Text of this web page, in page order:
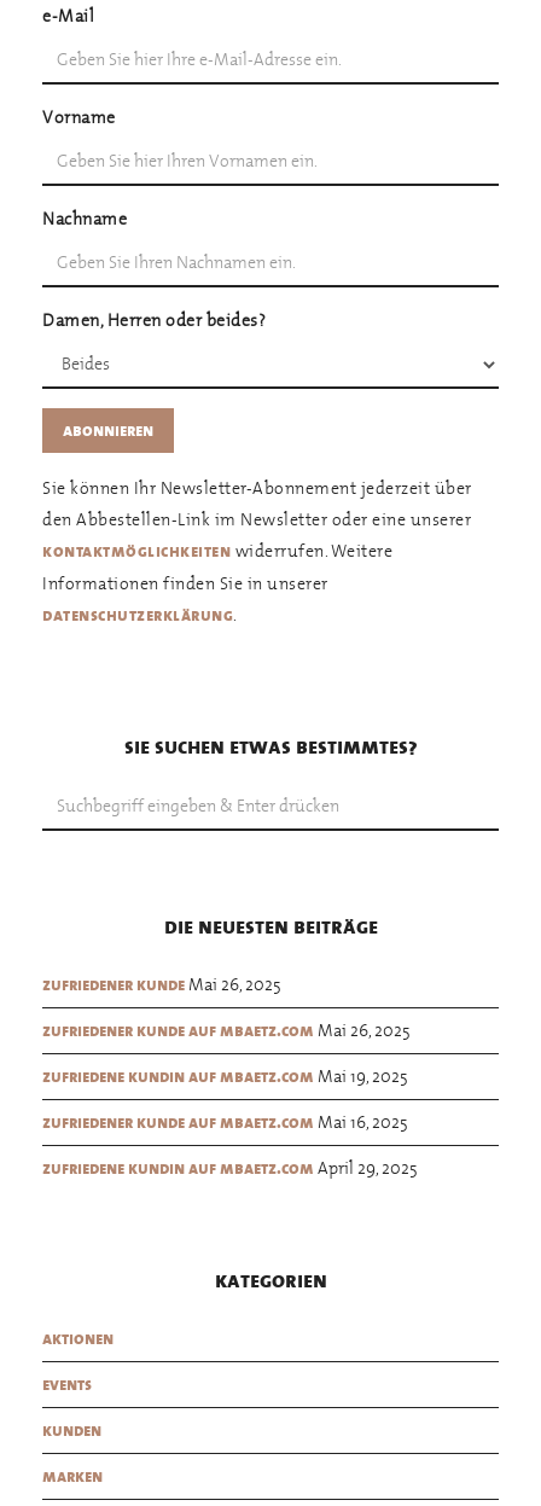
e-Mail
Vorname
Nachname
Damen, Herren oder beides?
Sie können Ihr Newsletter-Abonnement jederzeit über
den Abbestellen-Link im Newsletter oder eine unserer
kontaktmöglichkeiten widerrufen. Weitere
Informationen finden Sie in unserer
datenschutzerklärung.
sie suchen etwas bestimmtes?
die neuesten beiträge
zufriedener kunde Mai 26, 2025
zufriedener kunde auf mbaetz.com Mai 26, 2025
zufriedene kundin auf mbaetz.com Mai 19, 2025
zufriedener kunde auf mbaetz.com Mai 16, 2025
zufriedene kundin auf mbaetz.com April 29, 2025
kategorien
aktionen
events
kunden
marken